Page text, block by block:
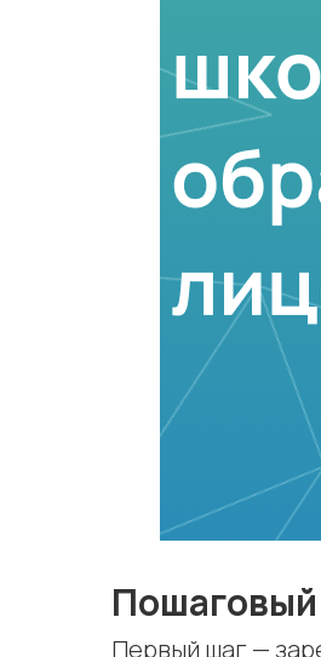
Пошаговый
Первый шаг —